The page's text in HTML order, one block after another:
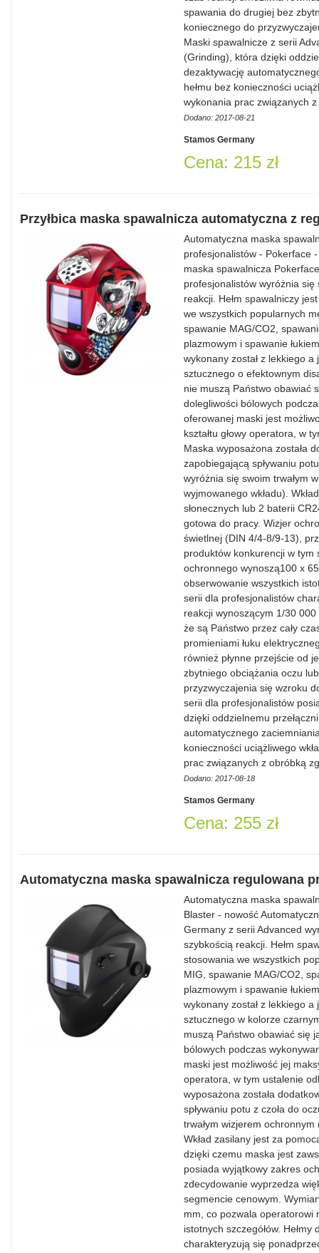
spawania do drugiej bez
koniecznego do
Maski spawalnicze z serii
(Grinding), która dzięki
dezaktywację
hełmu bez konieczności
wykonania prac związanych
Dodano: 2017-08-21
Stamos Germany
Cena: 215 zł
Przyłbica maska spawalnicza automatyczna z
Automatyczna maska
profesjonalistów - Pokerface
maska spawalnicza
profesjonalistów wyróżnia się
reakcji. Hełm spawalniczy
we wszystkich popularnych
spawanie MAG/CO2,
plazmowym i spawanie
wykonany został z lekkiego
sztucznego o efektownym
nie muszą Państwo obawiać
dolegliwości bólowych
oferowanej maski jest
kształtu głowy operatora, w
Maska wyposażona została
zapobiegającą spływaniu
wyróżnia się swoim trwałym
wyjmowanego wkładu).
słonecznych lub 2 baterii
gotowa do pracy. Wizjer
świetlnej (DIN 4/4-8/9-13),
produktów konkurencji w tym
ochronnego wynoszą100 x
obserwowanie wszystkich
serii dla profesjonalistów
reakcji wynoszącym 1/30
że są Państwo przez cały
promieniami łuku
również płynne przejście od
zbytniego obciążania oczu
przyzwyczajenia się wzroku
serii dla profesjonalistów
dzięki oddzielnemu
automatycznego
konieczności uciążliwego
prac związanych z obróbką
Dodano: 2017-08-18
Stamos Germany
Cena: 255 zł
Automatyczna maska spawalnicza regulowana
Automatyczna maska
Blaster - nowość
Germany z serii Advanced
szybkością reakcji. Hełm
stosowania we wszystkich
MIG, spawanie MAG/CO2,
plazmowym i spawanie
wykonany został z lekkiego
sztucznego w kolorze
muszą Państwo obawiać się
bólowych podczas
maski jest możliwość jej
operatora, w tym ustalenie
wyposażona została
spływaniu potu z czoła do
trwałym wizjerem ochronnym
Wkład zasilany jest za
dzięki czemu maska jest
posiada wyjątkowy zakres
zdecydowanie wyprzedza
segmencie cenowym.
mm, co pozwala operatorowi
istotnych szczegółów.
charakteryzują się